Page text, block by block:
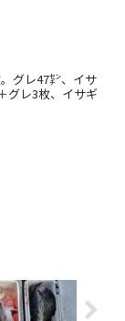
グレ47㌢、イサ
グレ3枚、イサギ